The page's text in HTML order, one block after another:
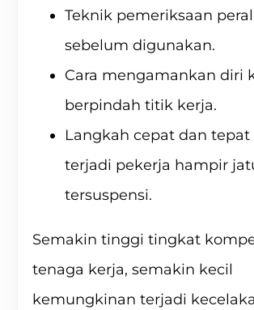
Teknik pemeriksaan
sebelum digunakan.
Cara mengamankan diri
berpindah titik kerja.
Langkah cepat dan tepat
terjadi pekerja hampir
tersuspensi.
Semakin tinggi tingkat
tenaga kerja, semakin kecil
kemungkinan terjadi